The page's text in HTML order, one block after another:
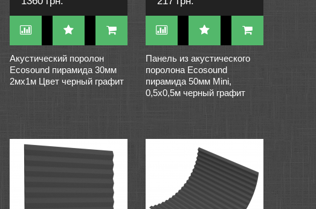
Акустический поролон
Ecosound пирамида 30мм
2мх1м Цвет черный графит
Панель из акустического
поролона Ecosound
пирамида 50мм Mini,
0,5х0,5м черный графит